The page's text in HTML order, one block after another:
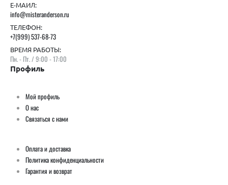
Е-МАИЛ:
info@misteranderson.ru
ТЕЛЕФОН:
+7(999) 537-68-73
ВРЕМЯ РАБОТЫ:
Пн. - Пт. / 9:00 - 17:00
Профиль
Мой профиль
О нас
Связаться с нами
Оплата и доставка
Политика конфиденциальности
Гарантия и возврат